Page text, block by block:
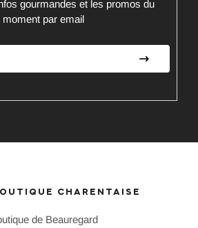
gourmandes et les promos du
moment par email
CHARENTAISE
de Beauregard